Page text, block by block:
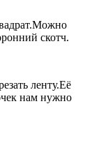
скотч.
ленту.Её
нам нужно